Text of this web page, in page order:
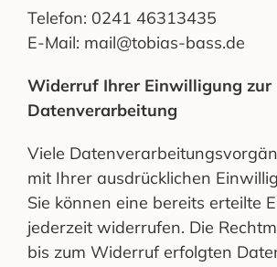
Telefon: 0241 46313435
E-Mail: mail@tobias-bass.de
Widerruf Ihrer Einwilligung zur
Datenverarbeitung
Viele
mit Ihrer ausdrücklichen
Sie können eine bereits erteilte
jederzeit widerrufen. Die
bis zum Widerruf erfolgten